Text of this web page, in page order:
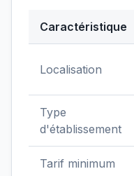
Caractéristique
Localisation
Type
d'établissement
Tarif minimum